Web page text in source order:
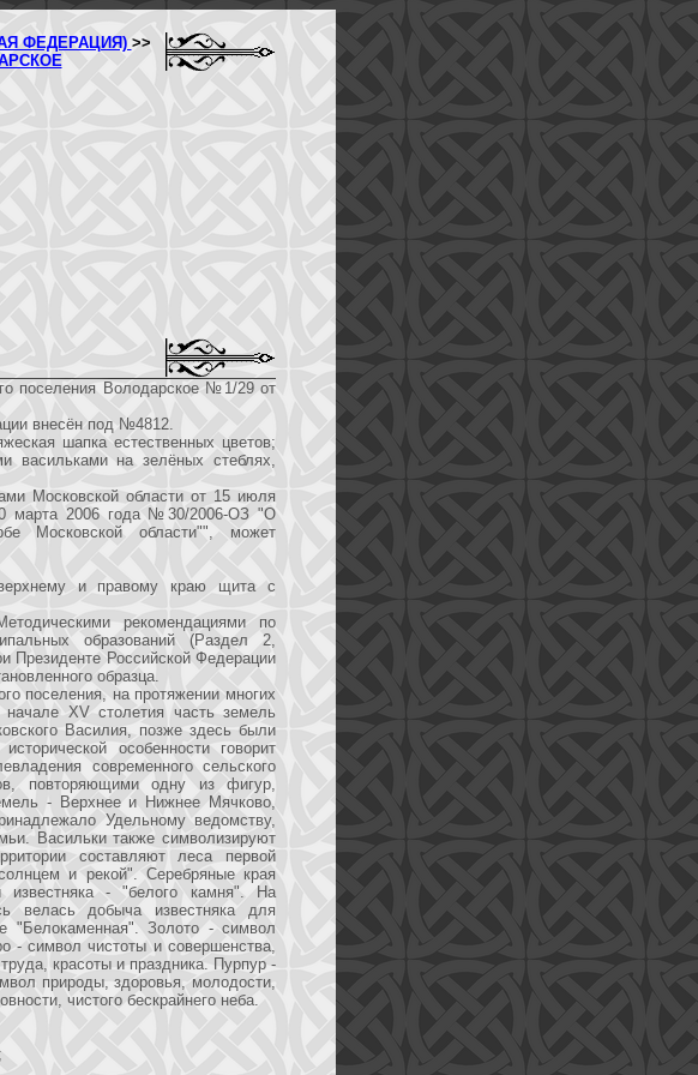
ФЕДЕРАЦИЯ) >>
поселения Володарское №1/29 от
внесён под №4812.
шапка естественных цветов;
васильками на зелёных стеблях,
Московской области от 15 июля
марта 2006 года №30/2006-ОЗ "О
Московской области"", может
и правому краю щита с
рекомендациями по
образований (Раздел 2,
Президенте Российской Федерации
образца.
поселения, на протяжении многих
XV столетия часть земель
Василия, позже здесь были
особенности говорит
современного сельского
повторяющими одну из фигур,
- Верхнее и Нижнее Мячково,
Удельному ведомству,
Васильки также символизируют
составляют леса первой
и рекой". Серебряные края
известняка - "белого камня". На
велась добыча известняка для
"Белокаменная". Золото - символ
- символ чистоты и совершенства,
красоты и праздника. Пурпур -
природы, здоровья, молодости,
чистого бескрайнего неба.